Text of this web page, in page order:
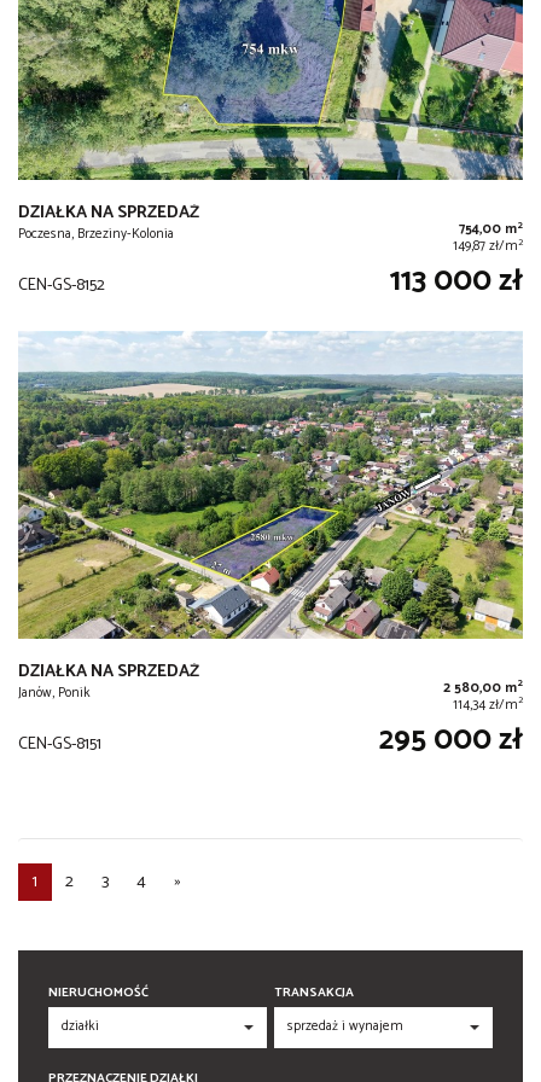
DZIAŁKA NA SPRZEDAŻ
Poczesna, Brzeziny-Kolonia 754,00 m2
149,87 zł/m2
CEN-GS-8152 113 000 zł
DZIAŁKA NA SPRZEDAŻ
Janów, Ponik 2 580,00 m2
114,34 zł/m2
CEN-GS-8151 295 000 zł
1 2 3 4 »
NIERUCHOMOŚĆ TRANSAKCJA